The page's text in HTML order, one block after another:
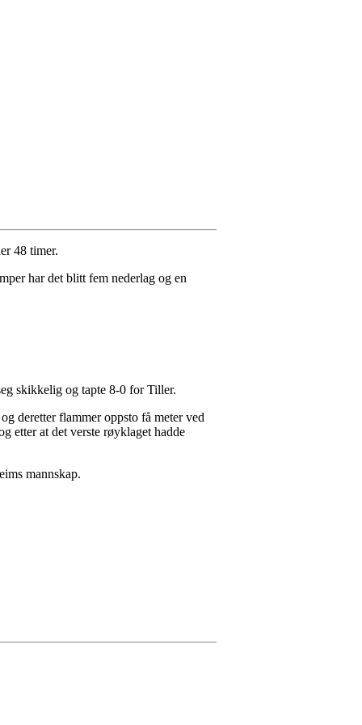
48 timer.
har det blitt fem nederlag og en
skikkelig og tapte 8-0 for Tiller.
deretter flammer oppsto få meter ved
etter at det verste røyklaget hadde
mannskap.